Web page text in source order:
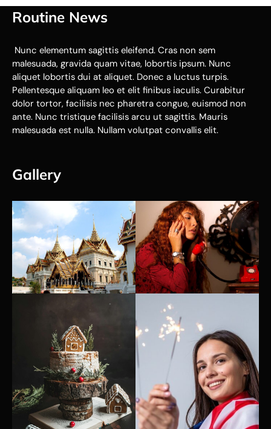
Routine News
Nunc elementum sagittis eleifend. Cras non sem
malesuada, gravida quam vitae, lobortis ipsum. Nunc
aliquet lobortis dui at aliquet. Donec a luctus turpis.
Pellentesque aliquam leo et elit finibus iaculis. Curabitur
dolor tortor, facilisis nec pharetra congue, euismod non
ante. Nunc tristique facilisis arcu ut sagittis. Mauris
malesuada est nulla. Nullam volutpat convallis elit.
Gallery